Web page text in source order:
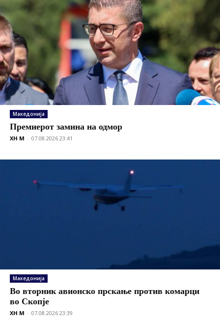
Македонија
Премиерот замина на одмор
XH M - 07.08.2026 23:41
Македонија
Во вторник авионско прскање против комарци
во Скопје
XH M - 07.08.2026 23:39